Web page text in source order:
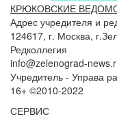
КРЮКОВСКИЕ
Адрес учредителя и
124617, г. Москва,
Редколлегия
info@zelenograd-
Учредитель - Управа
16+ ©2010-2022
СЕРВИС